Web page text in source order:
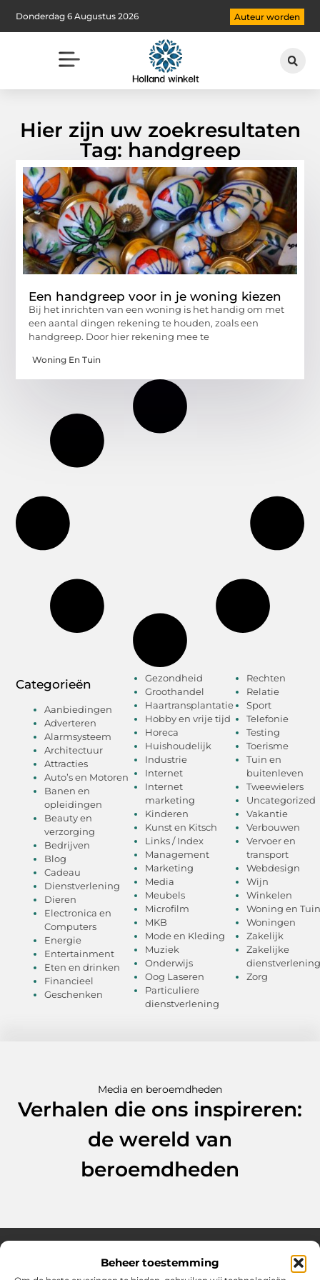
Beheer toestemming
Donderdag 6 Augustus 2026 Auteur worden
Hier zijn uw zoekresultaten
Tag: handgreep
Een handgreep voor in je woning kiezen
Bij het inrichten van een woning is het handig om met
een aantal dingen rekening te houden, zoals een
handgreep. Door hier rekening mee te
Woning En Tuin
Categorieën
Aanbiedingen
Adverteren
Alarmsysteem
Architectuur
Attracties
Auto’s en Motoren
Banen en
opleidingen
Beauty en
verzorging
Bedrijven
Blog
Cadeau
Dienstverlening
Dieren
Electronica en
Computers
Energie
Entertainment
Eten en drinken
Financieel
Geschenken
Gezondheid
Groothandel
Haartransplantatie
Hobby en vrije tijd
Horeca
Huishoudelijk
Industrie
Internet
Internet
marketing
Kinderen
Kunst en Kitsch
Links / Index
Management
Marketing
Media
Meubels
Microfilm
MKB
Mode en Kleding
Muziek
Onderwijs
Oog Laseren
Particuliere
dienstverlening
Rechten
Relatie
Sport
Telefonie
Testing
Toerisme
Tuin en
buitenleven
Tweewielers
Uncategorized
Vakantie
Verbouwen
Vervoer en
transport
Webdesign
Wijn
Winkelen
Woning en Tuin
Woningen
Zakelijk
Zakelijke
dienstverlening
Zorg
Media en beroemdheden
Verhalen die ons inspireren:
de wereld van
beroemdheden